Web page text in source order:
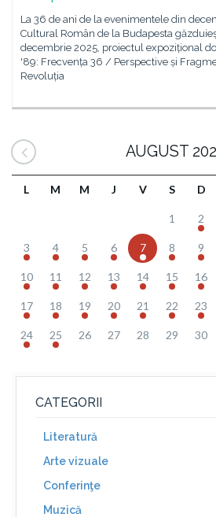
La 36 de ani de la evenimentele din
Cultural Român de la Budapesta
decembrie 2025, proiectul expozițional
'89: Frecvența 36 / Perspective și
Revoluția
AUGUST
L M M J V S D
1 2
3 4 5 6 7 8 9
10 11 12 13 14 15 16
17 18 19 20 21 22 23
24 25 26 27 28 29 30
CATEGORII
Literatură
Arte vizuale
Conferinţe
Muzică